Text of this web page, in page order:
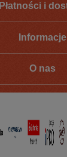
Płatności i
Informacje
O nas